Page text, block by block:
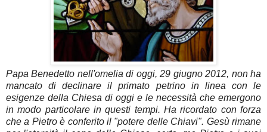
Papa Benedetto nell'omelia di oggi, 29 giugno 2012, non ha
mancato di declinare il primato petrino in linea con le
esigenze della Chiesa di oggi e le necessità che emergono
in modo particolare in questi tempi. Ha ricordato con forza
che a Pietro è conferito il "potere delle Chiavi". Gesù rimane